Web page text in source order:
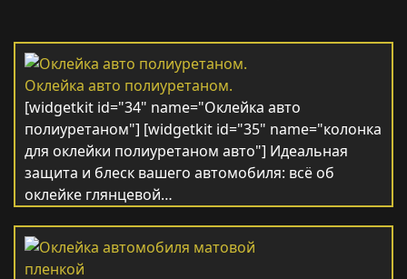
Оклейка авто полиуретаном.
[widgetkit id="34" name="Оклейка авто
полиуретаном"] [widgetkit id="35" name="колонка
для оклейки полиуретаном авто"] Идеальная
защита и блеск вашего автомобиля: всё об
оклейке глянцевой…